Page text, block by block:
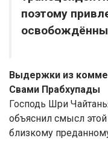
поэтому
Выдержки из
Свами Прабхупады
Господь Шри
объяснил смысл
близкому